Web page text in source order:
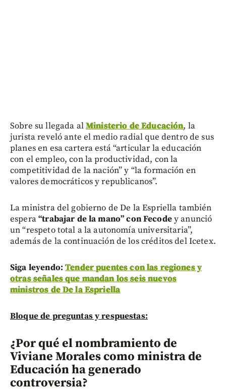
Sobre su llegada alMinisterio de Educación, la
jurista reveló ante el medio radial que dentro de sus
planes en esa cartera está “articular la educación
con el empleo, con la productividad, con la
competitividad de la nación” y “la formación en
valores democráticos y republicanos”.
La ministra del gobierno de De la Espriella también
espera“trabajar de la mano” con Fecodey anunció
un “respeto total a la autonomía universitaria”,
además de la continuación de los créditos del Icetex.
Siga leyendo:Tender puentes con las regiones y
otras señales que mandan los seis nuevos
ministros de De la Espriella
Bloque de preguntas y respuestas:
¿Por qué el nombramiento de
Viviane Morales como ministra de
Educación ha generado
controversia?